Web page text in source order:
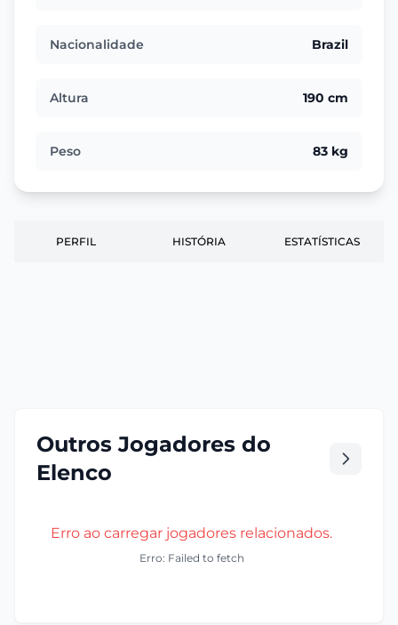
Nacionalidade Brazil
Altura 190 cm
Peso 83 kg
PERFIL HISTÓRIA ESTATÍSTICAS
Outros Jogadores do
Elenco
Erro ao carregar jogadores relacionados.
Erro: Failed to fetch